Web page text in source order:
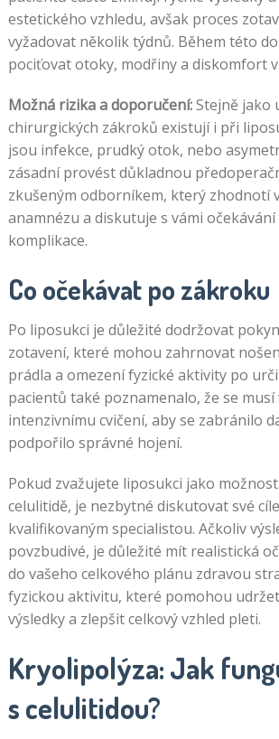
estetického vzhledu, avšak proces
vyžadovat několik týdnů. Během této
pociťovat otoky, modřiny a diskomfort
Možná rizika a doporučení:Stejně jako
chirurgických zákroků existují i při
jsou infekce, prudký otok, nebo
zásadní provést důkladnou
zkušeným odborníkem, který zhodnotí
anamnézu a diskutuje s vámi očekávání
komplikace.
Co očekávat po zákroku
Po liposukci je důležité dodržovat
zotavení, které mohou zahrnovat
prádla a omezení fyzické aktivity po
pacientů také poznamenalo, že se
intenzivnímu cvičení, aby se zabránilo
podpořilo správné hojení.
Pokud zvažujete liposukci jako
celulitidě, je nezbytné diskutovat své
kvalifikovaným specialistou. Ačkoliv
povzbudivé, je důležité mít realistická
do vašeho celkového plánu zdravou
fyzickou aktivitu, které pomohou
výsledky a zlepšit celkový vzhled pleti.
Kryolipolýza: Jak
s celulitidou?